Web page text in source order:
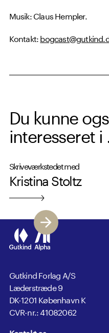
Musik: Claus Hempler.
Kontakt:
Du kunne
interesseret i
Skriveværkstedet med
Kristina Stoltz
Gutkind Forlag A/S
Læderstræde 9
DK-1201 København K
CVR-nr.: 41082062